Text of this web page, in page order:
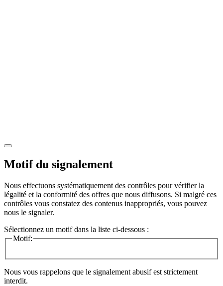
Motif du signalement
Nous effectuons systématiquement des contrôles pour vérifier la
légalité et la conformité des offres que nous diffusons. Si malgré ces
contrôles vous constatez des contenus inappropriés, vous pouvez
nous le signaler.
Sélectionnez un motif dans la liste ci-dessous :
Motif:
Nous vous rappelons que le signalement abusif est strictement
interdit.